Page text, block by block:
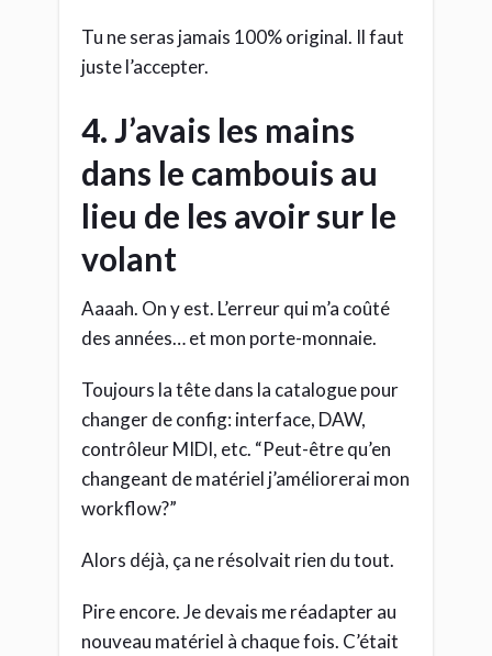
Tu ne seras jamais 100% original. Il faut
juste l’accepter.
4. J’avais les mains
dans le cambouis au
lieu de les avoir sur le
volant
Aaaah. On y est. L’erreur qui m’a coûté
des années… et mon porte-monnaie.
Toujours la tête dans la catalogue pour
changer de config: interface, DAW,
contrôleur MIDI, etc. “Peut-être qu’en
changeant de matériel j’améliorerai mon
workflow?”
Alors déjà, ça ne résolvait rien du tout.
Pire encore. Je devais me réadapter au
nouveau matériel à chaque fois. C’était